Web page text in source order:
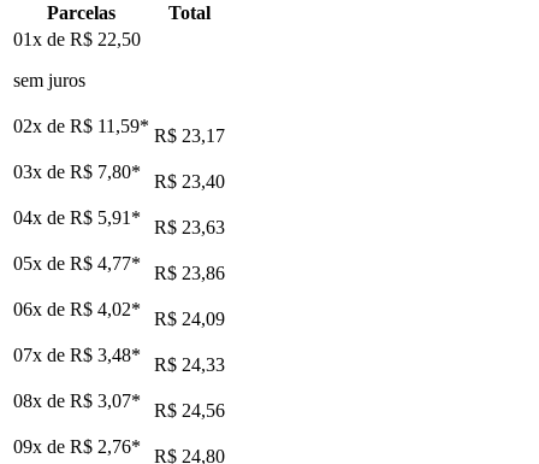
Parcelas
Total
01x de R$ 22,50
sem juros
02x de R$ 11,59* R$ 23,17
03x de R$ 7,80*
R$ 23,40
04x de R$ 5,91*
R$ 23,63
05x de R$ 4,77*
R$ 23,86
06x de R$ 4,02*
R$ 24,09
07x de R$ 3,48*
R$ 24,33
08x de R$ 3,07*
R$ 24,56
09x de R$ 2,76* R$ 24,80